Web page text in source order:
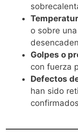
o sobre
Golpes o
con fuerza
Defectos
han sido